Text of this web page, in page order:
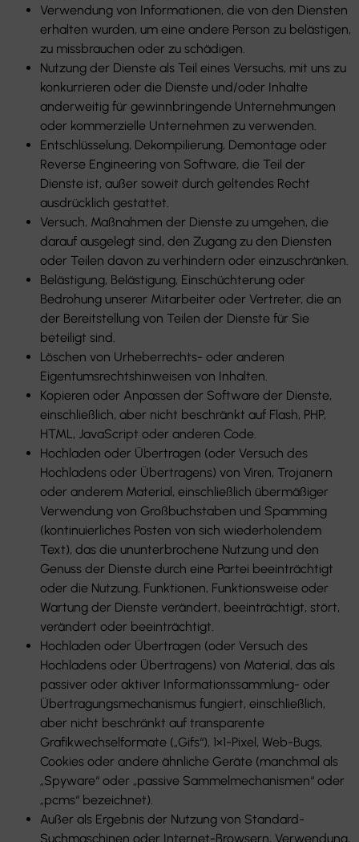
Verwendung von Informationen, die von den Diensten
erhalten wurden, um eine andere Person zu belästigen,
zu missbrauchen oder zu schädigen.
Nutzung der Dienste als Teil eines Versuchs, mit uns zu
konkurrieren oder die Dienste und/oder Inhalte
anderweitig für gewinnbringende Unternehmungen
oder kommerzielle Unternehmen zu verwenden.
Entschlüsselung, Dekompilierung, Demontage oder
Reverse Engineering von Software, die Teil der
Dienste ist, außer soweit durch geltendes Recht
ausdrücklich gestattet.
Versuch, Maßnahmen der Dienste zu umgehen, die
darauf ausgelegt sind, den Zugang zu den Diensten
oder Teilen davon zu verhindern oder einzuschränken.
Belästigung, Belästigung, Einschüchterung oder
Bedrohung unserer Mitarbeiter oder Vertreter, die an
der Bereitstellung von Teilen der Dienste für Sie
beteiligt sind.
Löschen von Urheberrechts- oder anderen
Eigentumsrechtshinweisen von Inhalten.
Kopieren oder Anpassen der Software der Dienste,
einschließlich, aber nicht beschränkt auf Flash, PHP,
HTML, JavaScript oder anderen Code.
Hochladen oder Übertragen (oder Versuch des
Hochladens oder Übertragens) von Viren, Trojanern
oder anderem Material, einschließlich übermäßiger
Verwendung von Großbuchstaben und Spamming
(kontinuierliches Posten von sich wiederholendem
Text), das die ununterbrochene Nutzung und den
Genuss der Dienste durch eine Partei beeinträchtigt
oder die Nutzung, Funktionen, Funktionsweise oder
Wartung der Dienste verändert, beeinträchtigt, stört,
verändert oder beeinträchtigt.
Hochladen oder Übertragen (oder Versuch des
Hochladens oder Übertragens) von Material, das als
passiver oder aktiver Informationssammlung- oder
Übertragungsmechanismus fungiert, einschließlich,
aber nicht beschränkt auf transparente
Grafikwechselformate („Gifs“), 1×1-Pixel, Web-Bugs,
Cookies oder andere ähnliche Geräte (manchmal als
„Spyware“ oder „passive Sammelmechanismen“ oder
„pcms“ bezeichnet).
Außer als Ergebnis der Nutzung von Standard-
Suchmaschinen oder Internet-Browsern, Verwendung,